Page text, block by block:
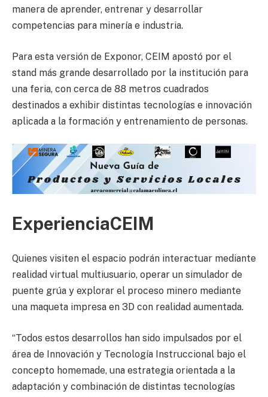
manera de aprender, entrenar y desarrollar
competencias para minería e industria.
Para esta versión de Exponor, CEIM apostó por el
stand más grande desarrollado por la institución para
una feria, con cerca de 88 metros cuadrados
destinados a exhibir distintas tecnologías e innovación
aplicada a la formación y entrenamiento de personas.
ExperienciaCEIM
Quienes visiten el espacio podrán interactuar mediante
realidad virtual multiusuario, operar un simulador de
puente grúa y explorar el proceso minero mediante
una maqueta impresa en 3D con realidad aumentada.
“Todos estos desarrollos han sido impulsados por el
área de Innovación y Tecnología Instruccional bajo el
concepto homemade, una estrategia orientada a la
adaptación y combinación de distintas tecnologías